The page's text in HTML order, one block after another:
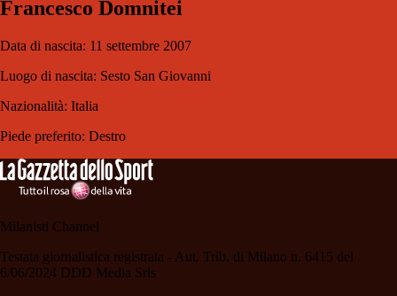
Francesco Domnitei
Data di nascita: 11 settembre 2007
Luogo di nascita: Sesto San Giovanni
Nazionalità: Italia
Piede preferito: Destro
Milanisti Channel
Testata giornalistica registrata - Aut. Trib. di Milano n. 6415 del
6/06/2024 DDD Media Srls